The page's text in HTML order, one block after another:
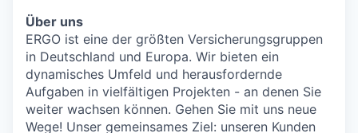
Über uns
ERGO ist eine der größten Versicherungsgruppen
in Deutschland und Europa. Wir bieten ein
dynamisches Umfeld und herausfordernde
Aufgaben in vielfältigen Projekten - an denen Sie
weiter wachsen können. Gehen Sie mit uns neue
Wege! Unser gemeinsames Ziel: unseren Kunden